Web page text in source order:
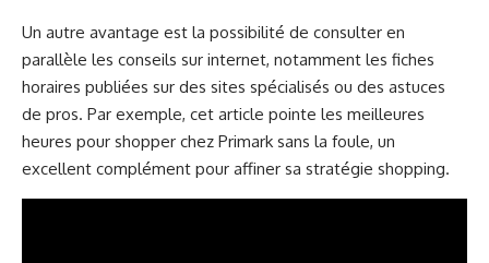
Un autre avantage est la possibilité de consulter en
parallèle les conseils sur internet, notamment les fiches
horaires publiées sur des sites spécialisés ou des astuces
de pros. Par exemple, cet article pointe les meilleures
heures pour shopper chez Primark sans la foule, un
excellent complément pour affiner sa stratégie shopping.